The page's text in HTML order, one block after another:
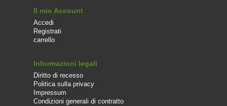
Il mio Account
Accedi
Registrati
carrello
Informazioni legali
Diritto di recesso
Politica sulla privacy
Impressum
Condizioni generali di contratto